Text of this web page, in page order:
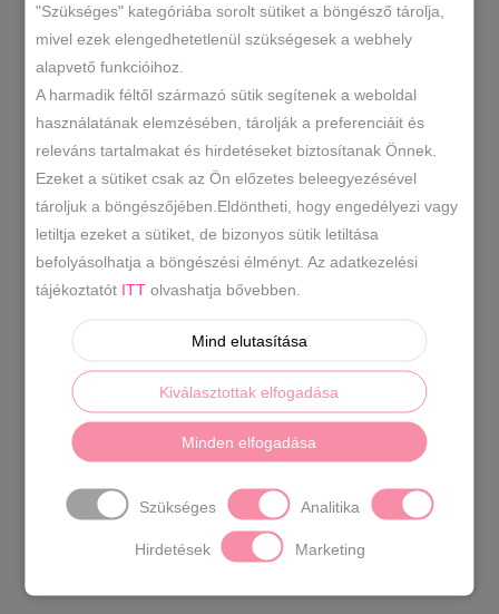
Szandál
több
színben
mennyiség
KOSÁRBA TESZEM
5039
KATEGÓRIÁK
Műbőr szandál,Női szandál/
Papucs
CÍMKÉK fekete szandál,krém szandál
LEÍRÁS
Divatos emelt talpú szandál,tépőzáras.
hely:EUAnyaga:szintetikusSzín:fekete,krém
Talprész:
Sarok rész :
Méretek:36- 23 cm 37- 23,5 cm 38- 24 cm
39- 24,5 cm 40- 25 cm 41- 26 cm
"Szükséges" kategóriába sorolt sütiket a böngésző tárolja,
mivel ezek elengedhetetlenül szükségesek a webhely
alapvető funkcióihoz.
A harmadik féltől származó sütik segítenek a weboldal
használatának elemzésében, tárolják a preferenciáit és
releváns tartalmakat és hirdetéseket biztosítanak Önnek.
Ezeket a sütiket csak az Ön előzetes beleegyezésével
tároljuk a böngészőjében.Eldöntheti, hogy engedélyezi vagy
letiltja ezeket a sütiket, de bizonyos sütik letiltása
befolyásolhatja a böngészési élményt. Az adatkezelési
tájékoztatót ITT olvashatja bővebben.
Mind elutasítása
Kiválasztottak elfogadása
Minden elfogadása
Szükséges Analitika
Hirdetések Marketing